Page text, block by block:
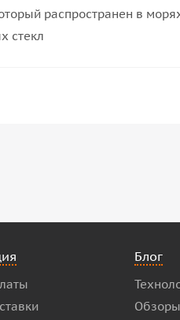
распространен в
стекл
Блог